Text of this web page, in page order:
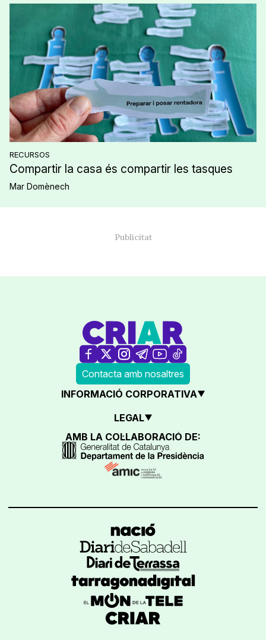
RECURSOS
Compartir la casa és compartir les tasques
Mar Domènech
Contacta amb nosaltres
INFORMACIÓ CORPORATIVA
LEGAL
AMB LA COL·LABORACIÓ DE: